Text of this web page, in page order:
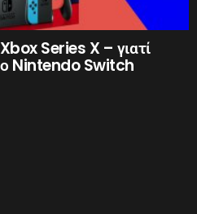
Series X – γιατί
Nintendo Switch